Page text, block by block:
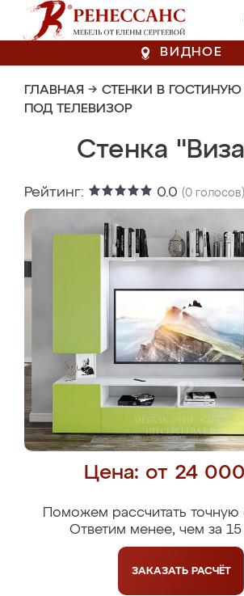
ВИДНОЕ
ГЛАВНАЯ → СТЕНКИ В ГОСТИНУЮ
ПОД ТЕЛЕВИЗОР
Стенка
Рейтинг: 0.0 (0 голосов)
Цена: от 24
Поможем рассчитать точную
Ответим менее, чем за 15
ЗАКАЗАТЬ РАСЧЁТ